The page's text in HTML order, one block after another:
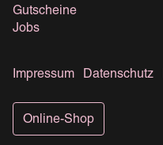
Gutscheine
Jobs
Impressum Datenschutz
Online-Shop